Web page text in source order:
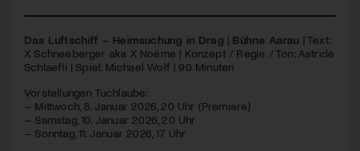
Das Luftschiff – Heimsuchung in Drag | Bühne Aarau | Text:
X Schneeberger aka X Noëme | Konzept / Regie / Ton: Astride
Schlaefli | Spiel: Michael Wolf | 90 Minuten
Vorstellungen Tuchlaube:
– Mittwoch, 8. Januar 2026, 20 Uhr (Premiere)
– Samstag, 10. Januar 2026, 20 Uhr
– Sonntag, 11. Januar 2026, 17 Uhr